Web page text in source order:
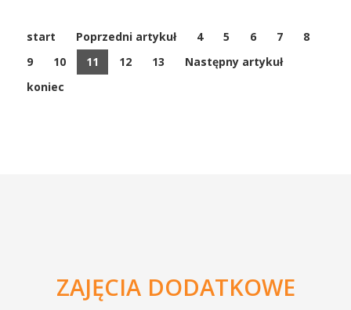
start Poprzedni artykuł 4 5 6 7
8
9
10 11 12 13
Następny artykuł
koniec
ZAJĘCIA DODATKOWE